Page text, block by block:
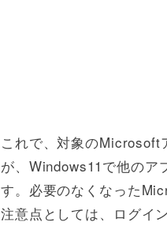
これで、対象のMicrosoft
が、Windows11で他のア
す。必要のなくなった
注意点としては、ログイ